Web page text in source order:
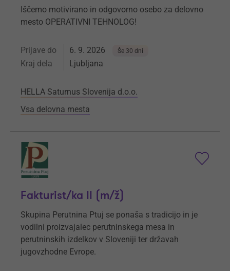
Iščemo motivirano in odgovorno osebo za delovno
mesto OPERATIVNI TEHNOLOG!
Prijave do 6. 9. 2026 Še 30 dni
Kraj dela Ljubljana
HELLA Saturnus Slovenija d.o.o.
Vsa delovna mesta
Fakturist/ka II (m/ž)
Skupina Perutnina Ptuj se ponaša s tradicijo in je
vodilni proizvajalec perutninskega mesa in
perutninskih izdelkov v Sloveniji ter državah
jugovzhodne Evrope.